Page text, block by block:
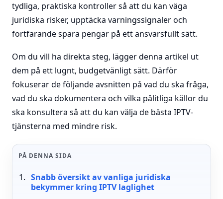
tydliga, praktiska kontroller så att du kan väga
juridiska risker, upptäcka varningssignaler och
fortfarande spara pengar på ett ansvarsfullt sätt.
Om du vill ha direkta steg, lägger denna artikel ut
dem på ett lugnt, budgetvänligt sätt. Därför
fokuserar de följande avsnitten på vad du ska fråga,
vad du ska dokumentera och vilka pålitliga källor du
ska konsultera så att du kan välja de bästa IPTV-
tjänsterna med mindre risk.
PÅ DENNA SIDA
Snabb översikt av vanliga juridiska
bekymmer kring IPTV laglighet